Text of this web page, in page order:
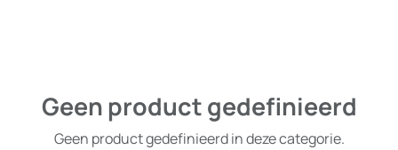
Geen product gedefinieerd
Geen product gedefinieerd in deze categorie.